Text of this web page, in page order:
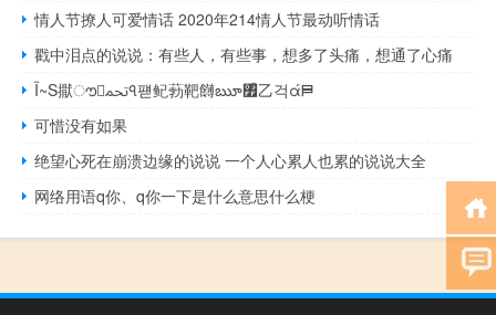
情人节撩人可爱情话 2020年214情人节最动听情话
戳中泪点的说说：有些人，有些事，想多了头痛，想通了心痛
Ï~S㩎ൗﵓঀ퍧鱾葧靶䭦ౠ৿ᩧ乙걱ά⛿
可惜没有如果
绝望心死在崩溃边缘的说说 一个人心累人也累的说说大全
网络用语q你、q你一下是什么意思什么梗